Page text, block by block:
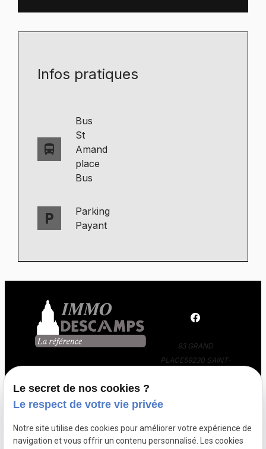
Infos pratiques
directions_bus
Bus
St
Amand
place
Bus
local_parking
Parking
Payant
93 GRAND
PLACE59230 SAINT-
03 66 88 36 24
Le secret de nos cookies ?
Le respect de votre vie privée
Notre site utilise des cookies pour améliorer votre expérience de
navigation et vous offrir un contenu personnalisé. Les cookies